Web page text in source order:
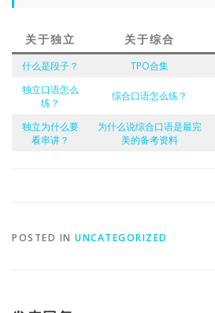
关于独立 关于综合
什么是段子？ TPO合集
独立口语怎么
练？
综合口语怎么练？
独立为什么要
看串讲？
为什么说综合口语是最完
美的备考资料
POSTED IN UNCATEGORIZED